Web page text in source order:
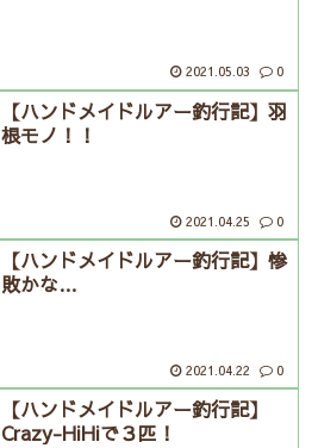
2021.05.03 0
【ハンドメイドルアー釣行記】羽
根モノ！！
2021.04.25 0
【ハンドメイドルアー釣行記】惨
敗かな…
2021.04.22 0
【ハンドメイドルアー釣行記】
Crazy-HiHiで３匹！